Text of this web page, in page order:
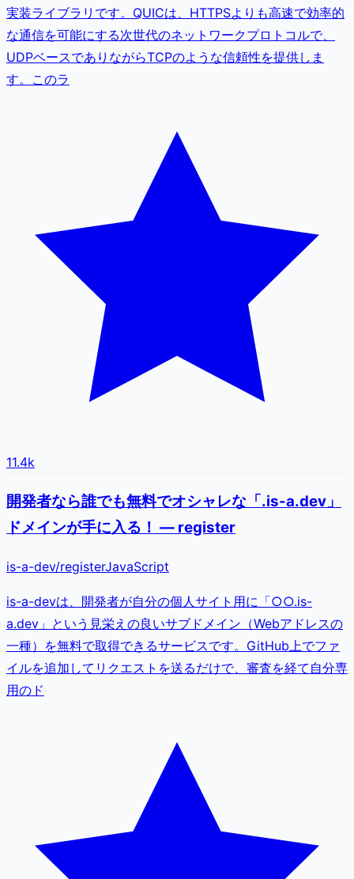
実装ライブラリです。QUICは、HTTPSよりも高速で効率的
な通信を可能にする次世代のネットワークプロトコルで、
UDPベースでありながらTCPのような信頼性を提供しま
す。このラ
11.4k
開発者なら誰でも無料でオシャレな「.is-a.dev」
ドメインが手に入る！ — register
is-a-dev/registerJavaScript
is-a-devは、開発者が自分の個人サイト用に「○○.is-
a.dev」という見栄えの良いサブドメイン（Webアドレスの
一種）を無料で取得できるサービスです。GitHub上でファ
イルを追加してリクエストを送るだけで、審査を経て自分専
用のド